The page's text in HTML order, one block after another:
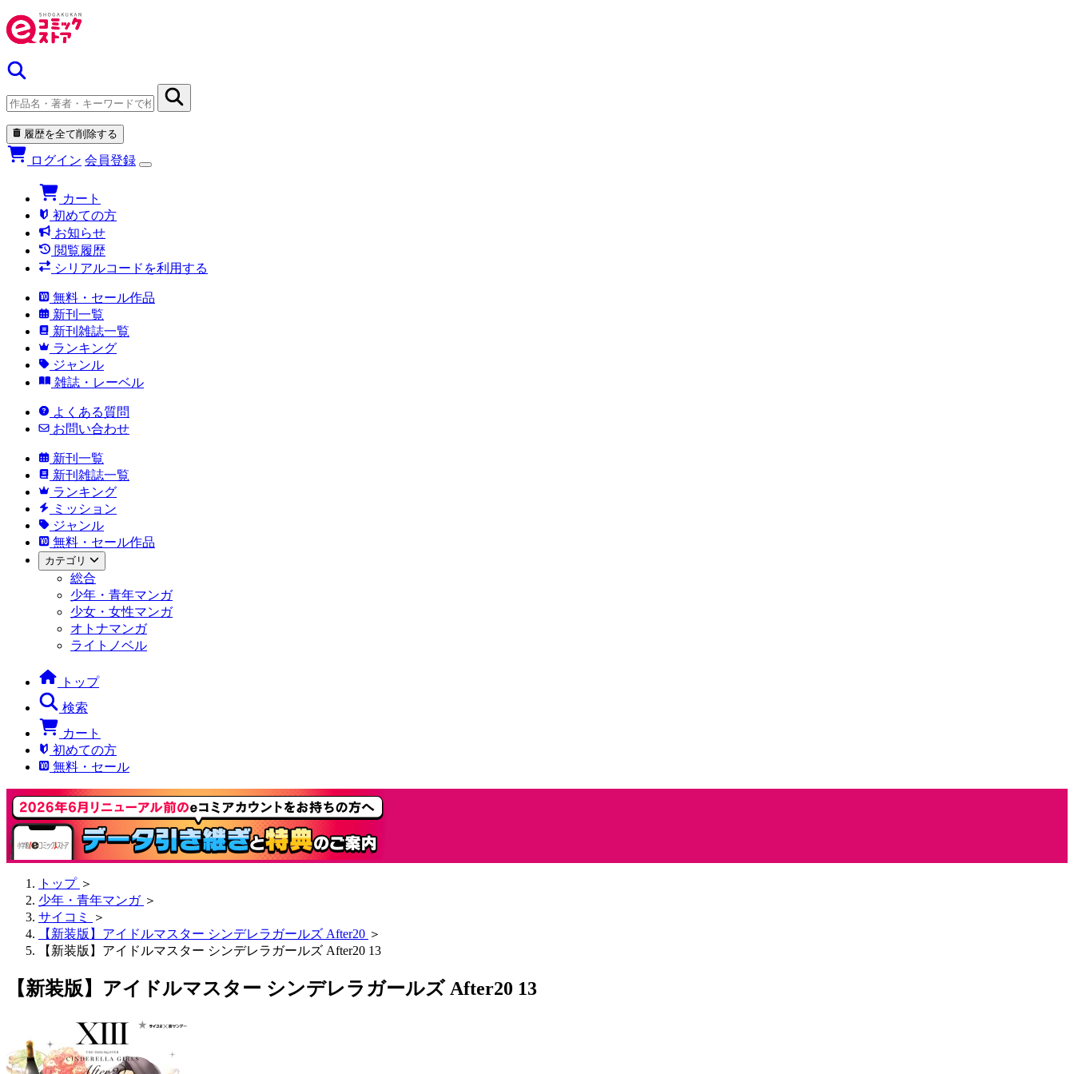
履歴を全て削除する
ログイン 会員登録
カート
初めての方
お知らせ
閲覧履歴
シリアルコードを利用する
無料・セール作品
新刊一覧
新刊雑誌一覧
ランキング
ジャンル
雑誌・レーベル
よくある質問
お問い合わせ
新刊一覧
新刊雑誌一覧
ランキング
ミッション
ジャンル
無料・セール作品
カテゴリ
総合
少年・青年マンガ
少女・女性マンガ
オトナマンガ
ライトノベル
トップ
検索
カート
初めての方
無料・セール
トップ ＞
少年・青年マンガ ＞
サイコミ
＞
【新装版】アイドルマスター シンデレラガールズ After20 ＞
【新装版】アイドルマスター シンデレラガールズ After20 13
【新装版】アイドルマスター シンデレラガールズ After20 13